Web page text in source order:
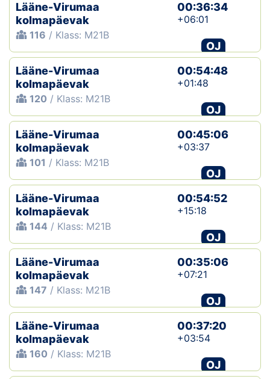
Lääne-Virumaa
kolmapäevak
116 / Klass: M21B
00:36:34
+06:01
OJ
Lääne-Virumaa
kolmapäevak
120 / Klass: M21B
00:54:48
+01:48
OJ
Lääne-Virumaa
kolmapäevak
101 / Klass: M21B
00:45:06
+03:37
OJ
Lääne-Virumaa
kolmapäevak
144 / Klass: M21B
00:54:52
+15:18
OJ
Lääne-Virumaa
kolmapäevak
147 / Klass: M21B
00:35:06
+07:21
OJ
Lääne-Virumaa
kolmapäevak
160 / Klass: M21B
00:37:20
+03:54
OJ